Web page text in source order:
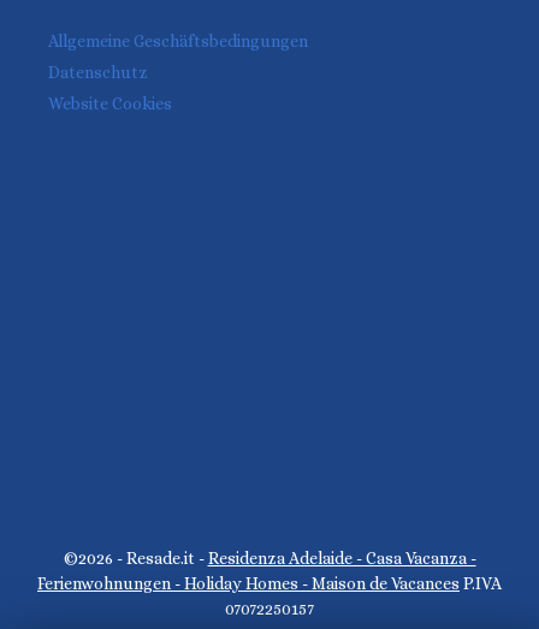
Allgemeine Geschäftsbedingungen
Datenschutz
Website Cookies
©2026 - Resade.it -Residenza Adelaide - Casa Vacanza -
Ferienwohnungen - Holiday Homes - Maison de Vacances P.IVA
07072250157